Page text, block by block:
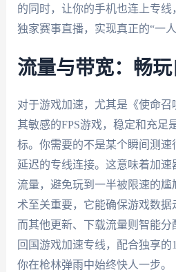
的同时，让你的手机也连上专
独家赛事直播，实现真正的“一
流量与带宽：畅
对于游戏加速，尤其是《使命
其敏感的FPS游戏，稳定和充足
标。你需要的不是某个瞬间测
延迟的专线连接。这意味着加
流量，避免玩到一半被限速的
术至关重要，它能确保游戏数据
而其他更新、下载流量则智能
回国游戏加速专线，配合独享的
你在枪林弹雨中始终快人一步。